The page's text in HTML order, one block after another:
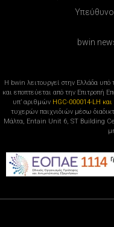
Υπεύθυνο
bwin
Η bwin λειτουργεί στην Ελλάδα υπό
και εποπτεύεται από την Επιτροπή
υπ’ αριθμών HGC-000014-LH
τυχερών παιχνιδιών μέσω
Μάλτα, Entain Unit 6, ST Building